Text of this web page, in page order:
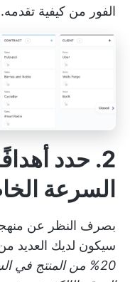
الفور من كيفية تقدمه.
2. حدد
السرعة
بصرف النظر عن
سيكون لديك العديد
20% من المنتج في السباق الأول"